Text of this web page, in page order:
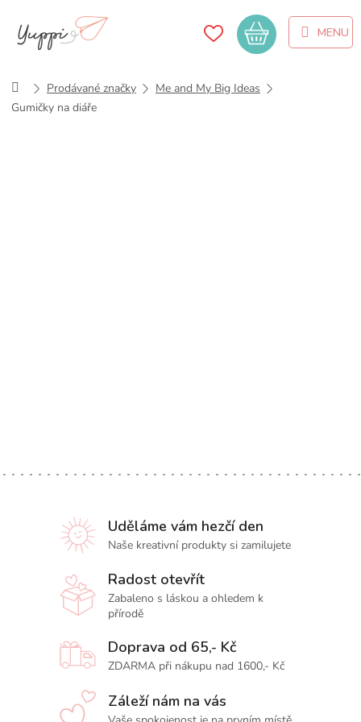
obsah
Nákupní
košík
DomůProdávané značky
Me and My Big Ideas
Gumičky na diáře
Uděláme vám hezčí den
Naše kreativní produkty si zamilujete
Radost otevřít
Zabaleno s láskou a ohledem k
přírodě
Doprava od 65,- Kč
ZDARMA při nákupu nad 1600,- Kč
Záleží nám na vás